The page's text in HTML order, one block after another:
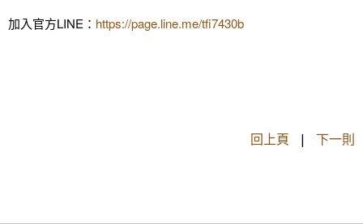
加入官方LINE ： https://page.line.me/tfi7430b
回上頁 | 下一則